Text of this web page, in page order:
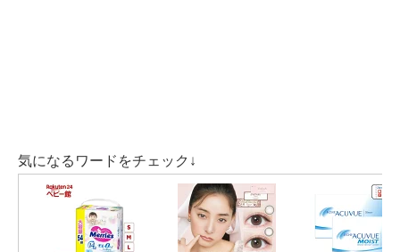
出典元：Instagram
淡い水色全体にキラキラのラメが入った生地 で
気になるワードをチェック↓